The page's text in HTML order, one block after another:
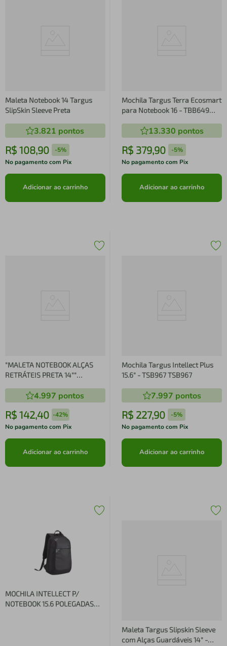
Maleta Notebook 14 Targus
SlipSkin Sleeve Preta
3.821 pontos
R$ 108,90 -5%
No pagamento com Pix
Adicionar ao carrinho
Mochila Targus Terra Ecosmart
para Notebook 16 - TBB649
13.330 pontos
R$ 379,90 -5%
No pagamento com Pix
Adicionar ao carrinho
"MALETA NOTEBOOK ALÇAS
RETRÁTEIS PRETA 14""
4.997 pontos
R$ 142,40 -42%
No pagamento com Pix
Adicionar ao carrinho
Mochila Targus Intellect Plus
15.6" - TSB967 TSB967
7.997 pontos
R$ 227,90 -5%
No pagamento com Pix
Adicionar ao carrinho
MOCHILA INTELLECT P/
NOTEBOOK 15.6 POLEGADAS
Maleta Targus Slipskin Sleeve
com Alças Guardáveis 14" -